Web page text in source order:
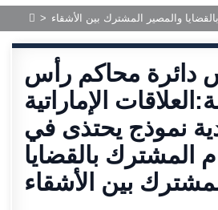
> والمصير المشترك بين الأشقاء
دائرة محاكم رأس
الإماراتية
نموذج يحتذى في
المشترك بالقضايا
بين الأشقاء